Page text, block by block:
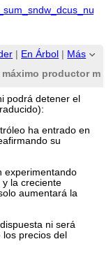
En Árbol
Más
máximo productor
podrá detener el
ha entrado en
su
experimentando
la creciente
aumentará la
ni será
los precios del